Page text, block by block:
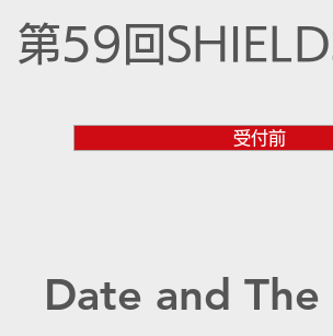
第59回
受付前
Date and The